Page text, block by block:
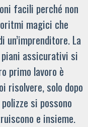
facili perché non
magici che
La
assicurativi si
primo lavoro è
risolvere, solo dopo
si possono
e insieme.